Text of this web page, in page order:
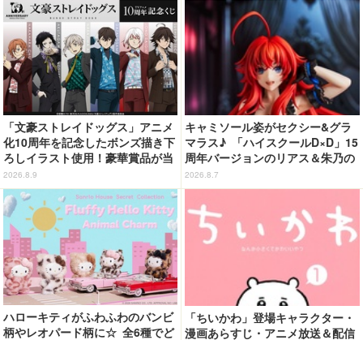
「文豪ストレイドッグス」アニメ
化10周年を記念したボンズ描き下
ろしイラスト使用！豪華賞品が当
たるオンラインくじ発売
2026.8.9
キャミソール姿がセクシー&グラ
マラス♪ 「ハイスクールD×D」15
周年バージョンのリアス＆朱乃の
フィギュアがリニューアルパッケ
ージで登場！
2026.8.7
ハローキティがふわふわのバンビ
柄やレオパード柄に☆ 全6種でど
「ちいかわ」登場キャラクター・
漫画あらすじ・アニメ放送＆配信